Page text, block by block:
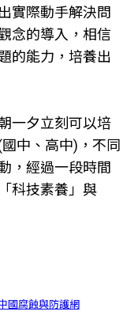
實際動手解決問
念的導入，相信
的能力，培養出
一夕立刻可以培
中、高中)，不同
，經過一段時間
科技素養」與
國腐蝕與防護網